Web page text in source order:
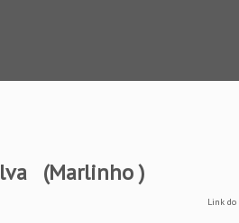
(Marlinho )
Link do